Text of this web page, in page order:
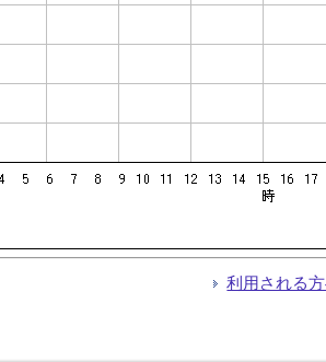
利用される